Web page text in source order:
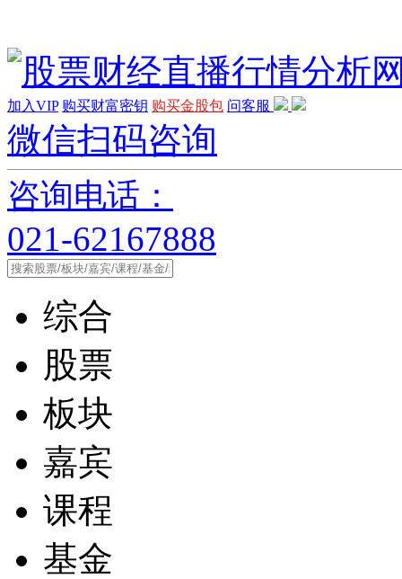
加入VIP 购买财富密钥 购买金股包 问客服
微信扫码咨询
咨询电话：
021-62167888
综合
股票
板块
嘉宾
课程
基金